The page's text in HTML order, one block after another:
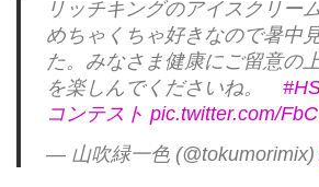
リッチキングのアイスクリー
めちゃくちゃ好きなので暑中
た。みなさま健康にご留意の
を楽しんでくださいね。
コンテスト pic.twitter.com/
— 山吹緑一色 (@tokumorimix)